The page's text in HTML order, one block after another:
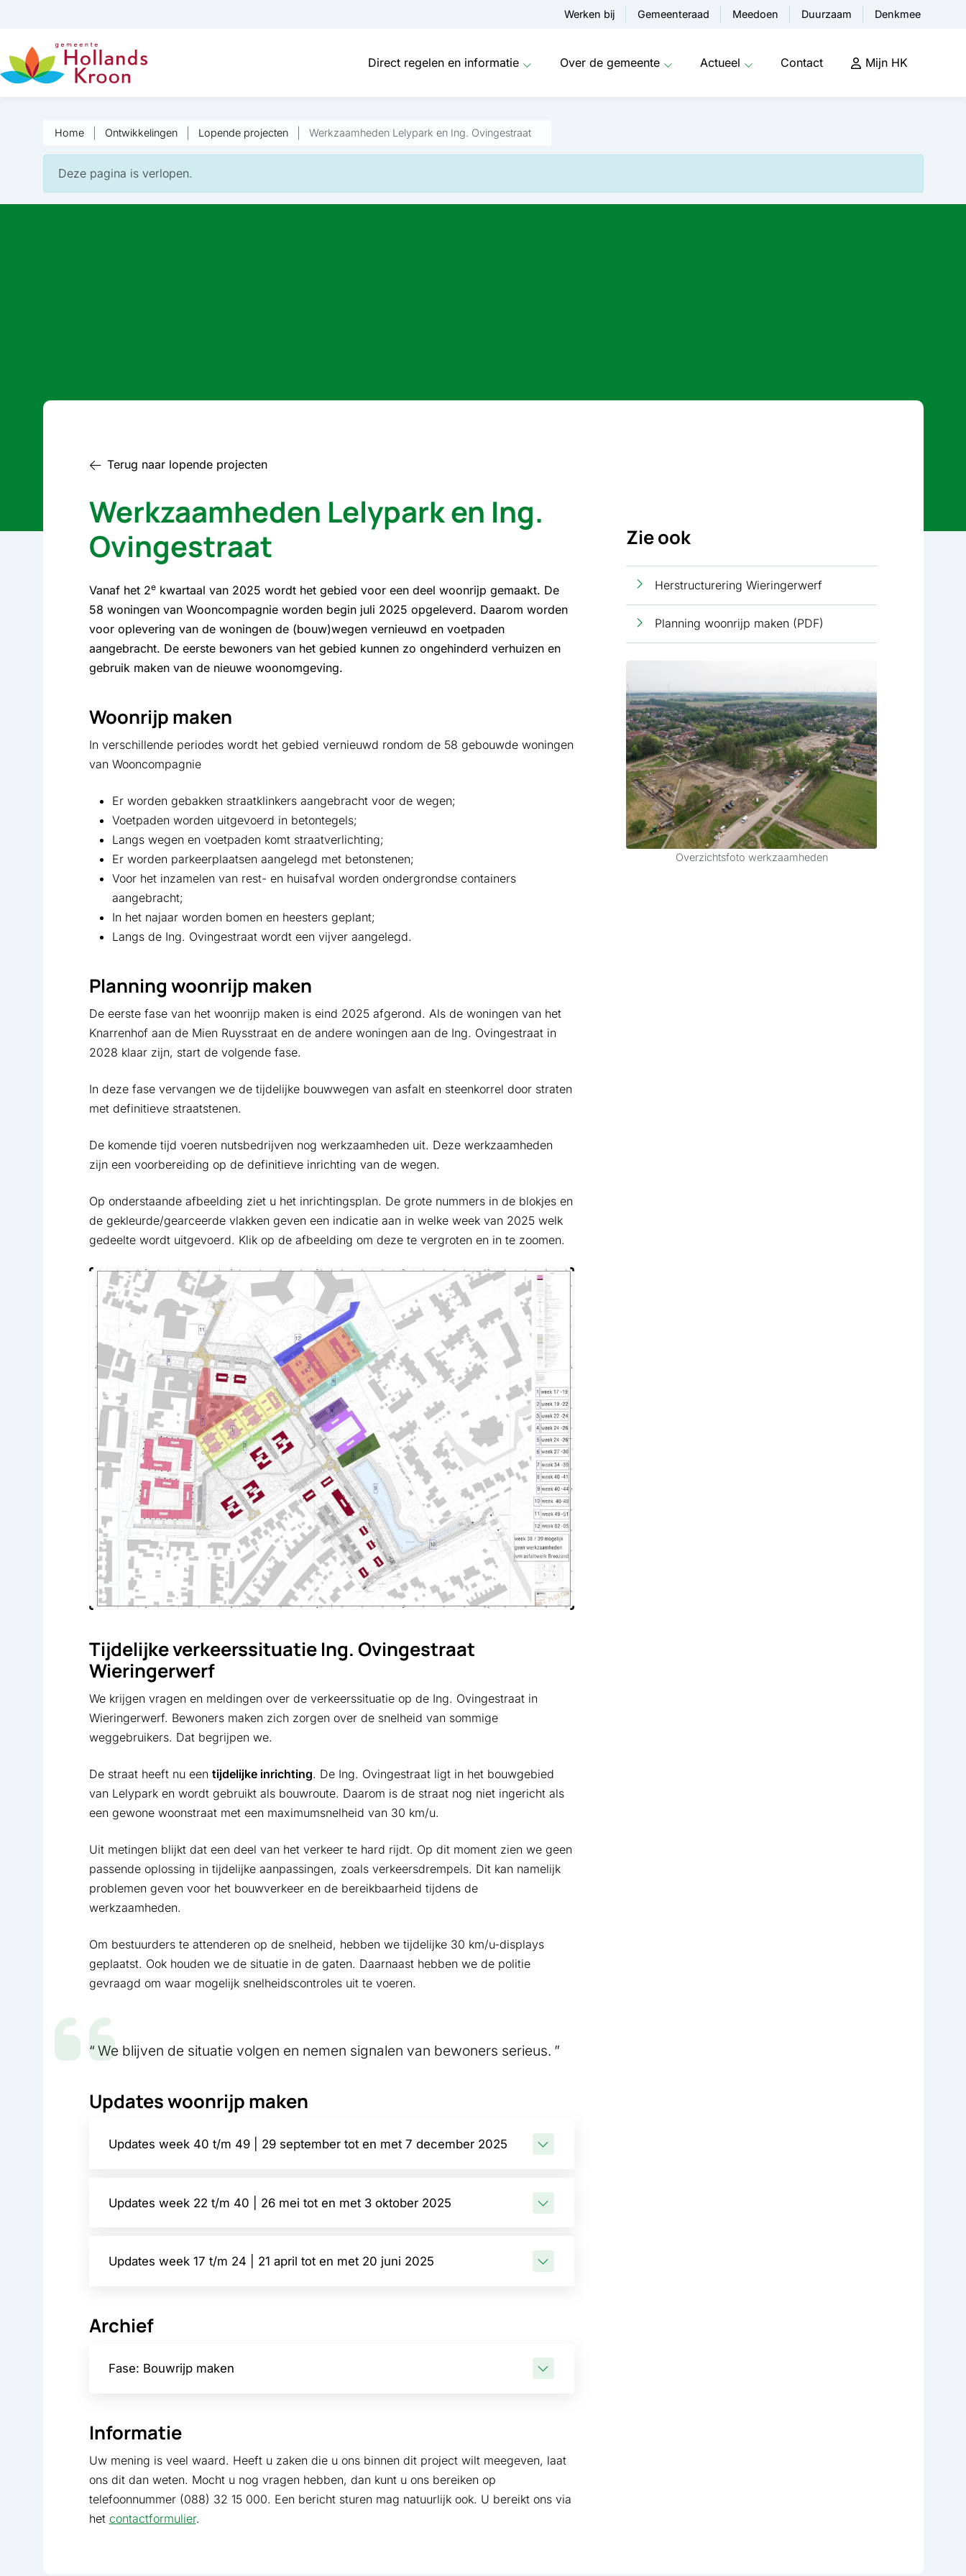
Werken bij Gemeenteraad Meedoen Duurzaam Denkmee
Direct regelen en informatie Over de gemeente Actueel Contact Mijn HK
Home Ontwikkelingen Lopende projecten Werkzaamheden Lelypark en Ing. Ovingestraat
Deze pagina is verlopen.
Terug naar lopende projecten
Werkzaamheden Lelypark en Ing.
Ovingestraat
Vanaf het 2ekwartaal van 2025 wordt het gebied voor een deel woonrijp gemaakt. De
58 woningen van Wooncompagnie worden begin juli 2025 opgeleverd. Daarom worden
voor oplevering van de woningen de (bouw)wegen vernieuwd en voetpaden
aangebracht. De eerste bewoners van het gebied kunnen zo ongehinderd verhuizen en
gebruik maken van de nieuwe woonomgeving.
Woonrijp maken
In verschillende periodes wordt het gebied vernieuwd rondom de 58 gebouwde woningen
van Wooncompagnie
Er worden gebakken straatklinkers aangebracht voor de wegen;
Voetpaden worden uitgevoerd in betontegels;
Langs wegen en voetpaden komt straatverlichting;
Er worden parkeerplaatsen aangelegd met betonstenen;
Voor het inzamelen van rest- en huisafval worden ondergrondse containers
aangebracht;
In het najaar worden bomen en heesters geplant;
Langs de Ing. Ovingestraat wordt een vijver aangelegd.
Planning woonrijp maken
De eerste fase van het woonrijp maken is eind 2025 afgerond. Als de woningen van het
Knarrenhof aan de Mien Ruysstraat en de andere woningen aan de Ing. Ovingestraat in
2028 klaar zijn, start de volgende fase.
In deze fase vervangen we de tijdelijke bouwwegen van asfalt en steenkorrel door straten
met definitieve straatstenen.
De komende tijd voeren nutsbedrijven nog werkzaamheden uit. Deze werkzaamheden
zijn een voorbereiding op de definitieve inrichting van de wegen.
Op onderstaande afbeelding ziet u het inrichtingsplan. De grote nummers in de blokjes en
de gekleurde/gearceerde vlakken geven een indicatie aan in welke week van 2025 welk
gedeelte wordt uitgevoerd. Klik op de afbeelding om deze te vergroten en in te zoomen.
Tijdelijke verkeerssituatie Ing. Ovingestraat
Wieringerwerf
We krijgen vragen en meldingen over de verkeerssituatie op de Ing. Ovingestraat in
Wieringerwerf. Bewoners maken zich zorgen over de snelheid van sommige
weggebruikers. Dat begrijpen we.
De straat heeft nu een tijdelijke inrichting. De Ing. Ovingestraat ligt in het bouwgebied
van Lelypark en wordt gebruikt als bouwroute. Daarom is de straat nog niet ingericht als
een gewone woonstraat met een maximumsnelheid van 30 km/u.
Uit metingen blijkt dat een deel van het verkeer te hard rijdt. Op dit moment zien we geen
passende oplossing in tijdelijke aanpassingen, zoals verkeersdrempels. Dit kan namelijk
problemen geven voor het bouwverkeer en de bereikbaarheid tijdens de
werkzaamheden.
Om bestuurders te attenderen op de snelheid, hebben we tijdelijke 30 km/u-displays
geplaatst. Ook houden we de situatie in de gaten. Daarnaast hebben we de politie
gevraagd om waar mogelijk snelheidscontroles uit te voeren.
We blijven de situatie volgen en nemen signalen van bewoners serieus.
Updates woonrijp maken
Updates week 40 t/m 49 | 29 september tot en met 7 december 2025
Updates week 22 t/m 40 | 26 mei tot en met 3 oktober 2025
Updates week 17 t/m 24 | 21 april tot en met 20 juni 2025
Archief
Fase: Bouwrijp maken
Informatie
Uw mening is veel waard. Heeft u zaken die u ons binnen dit project wilt meegeven, laat
ons dit dan weten. Mocht u nog vragen hebben, dan kunt u ons bereiken op
telefoonnummer (088) 32 15 000. Een bericht sturen mag natuurlijk ook. U bereikt ons via
het contactformulier.
Zie ook
Herstructurering Wieringerwerf
Planning woonrijp maken (PDF)
Overzichtsfoto werkzaamheden